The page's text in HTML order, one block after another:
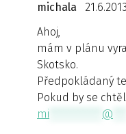
michala
Ahoj,
mám v plánu
Skotsko.
Předpokládaný
Pokud by se
mi
@